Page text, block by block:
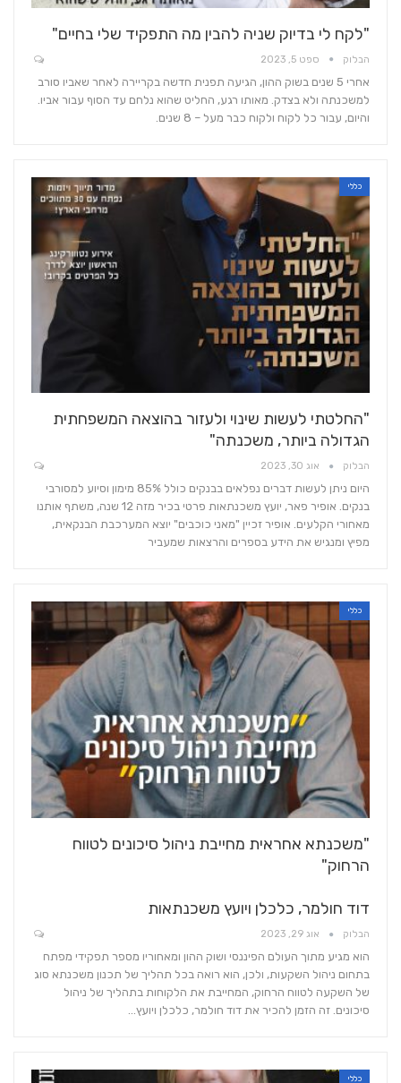
"לקח לי בדיוק שניה להבין מה התפקיד שלי בחיים"
הבלוק ספט 5, 2023
אחרי 5 שנים בשוק ההון, הגיעה תפנית חדשה בקריירה לאחר שאביו סורב
למשכנתה ולא בצדק. מאותו רגע, החליט שהוא נלחם עד הסוף עבור אביו.
והיום, עבור כל לקוח ולקוח כבר מעל – 8 שנים.
כללי
"החלטתי לעשות שינוי ולעזור בהוצאה המשפחתית
הגדולה ביותר, משכנתה"
הבלוק אוג 30, 2023
היום ניתן לעשות דברים נפלאים בבנקים כולל 85% מימון וסיוע למסורבי
בנקים. אופיר פאר, יועץ משכנתאות פרטי בכיר מזה 12 שנה, משתף אותנו
מאחורי הקלעים. אופיר זכיין "מאני כוכבים" יוצא המערכבת הבנקאית,
מפיץ ומנגיש את הידע בספרים והרצאות שמעביר
כללי
"משכנתא אחראית מחייבת ניהול סיכונים לטווח
הרחוק"
דוד חולמר, כלכלן ויועץ משכנתאות
הבלוק אוג 29, 2023
הוא מגיע מתוך העולם הפיננסי ושוק ההון ומאחוריו מספר תפקידי מפתח
בתחום ניהול השקעות, ולכן, הוא רואה בכל תהליך של תכנון משכנתא סוג
של השקעה לטווח הרחוק, המחייבת את הלקוחות בתהליך של ניהול
סיכונים. זה הזמן להכיר את דוד חולמר, כלכלן ויועץ…
כללי